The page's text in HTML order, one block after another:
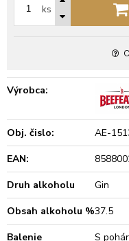
ks
Výrobca:
Obj. čislo:
AE-
EAN:
Druh alkoholu
Gin
Obsah alkoholu %37.5
Balenie
S